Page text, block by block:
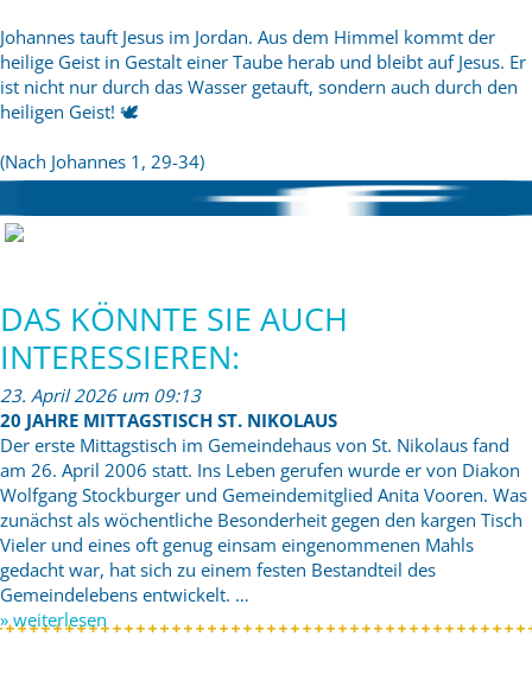
Johannes tauft Jesus im Jordan. Aus dem Himmel kommt der
heilige Geist in Gestalt einer Taube herab und bleibt auf Jesus. Er
ist nicht nur durch das Wasser getauft, sondern auch durch den
heiligen Geist! 🕊
(Nach Johannes 1, 29-34)
DAS KÖNNTE SIE AUCH
INTERESSIEREN:
23. April 2026 um 09:13
20 JAHRE MITTAGSTISCH ST. NIKOLAUS
Der erste Mittagstisch im Gemeindehaus von St. Nikolaus fand
am 26. April 2006 statt. Ins Leben gerufen wurde er von Diakon
Wolfgang Stockburger und Gemeindemitglied Anita Vooren. Was
zunächst als wöchentliche Besonderheit gegen den kargen Tisch
Vieler und eines oft genug einsam eingenommenen Mahls
gedacht war, hat sich zu einem festen Bestandteil des
Gemeindelebens entwickelt. …
» weiterlesen